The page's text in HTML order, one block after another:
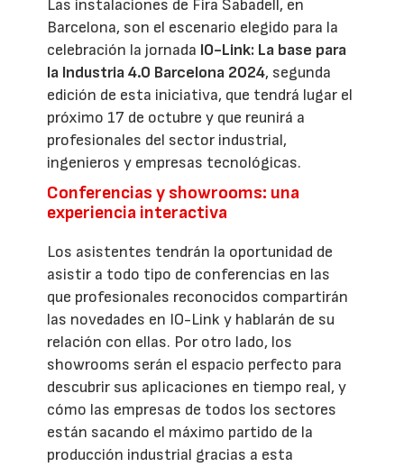
Las instalaciones de Fira Sabadell, en
Barcelona, son el escenario elegido para la
celebración la jornada IO-Link: La base para
la Industria 4.0 Barcelona 2024, segunda
edición de esta iniciativa, que tendrá lugar el
próximo 17 de octubre y que reunirá a
profesionales del sector industrial,
ingenieros y empresas tecnológicas.
Conferencias y showrooms: una
experiencia interactiva
Los asistentes tendrán la oportunidad de
asistir a todo tipo de conferencias en las
que profesionales reconocidos compartirán
las novedades en IO-Link y hablarán de su
relación con ellas. Por otro lado, los
showrooms serán el espacio perfecto para
descubrir sus aplicaciones en tiempo real, y
cómo las empresas de todos los sectores
están sacando el máximo partido de la
producción industrial gracias a esta